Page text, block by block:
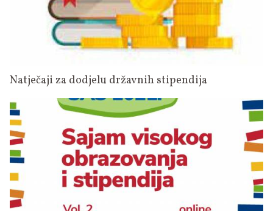
Natječaji za dodjelu državnih stipendija